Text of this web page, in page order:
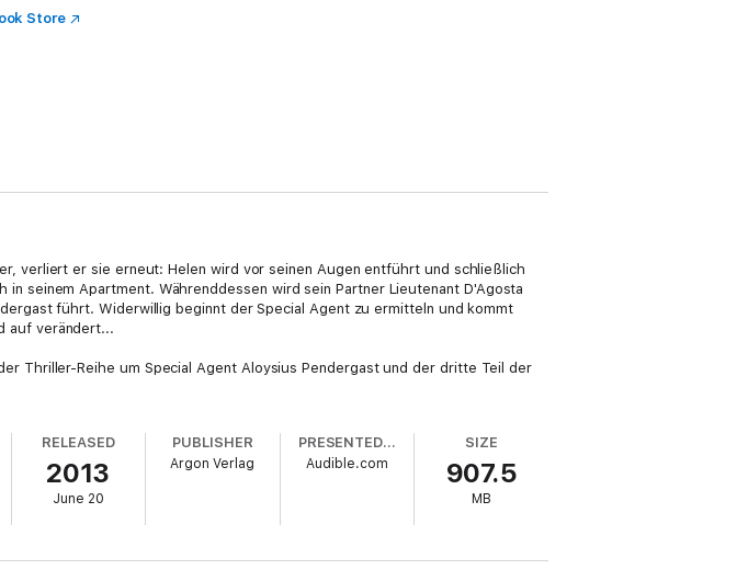
Store
verliert er sie erneut: Helen wird vor seinen Augen entführt und schließlich
seinem Apartment. Währenddessen wird sein Partner Lieutenant D'Agosta
führt. Widerwillig beginnt der Special Agent zu ermitteln und kommt
auf verändert...
Thriller-Reihe um Special Agent Aloysius Pendergast und der dritte Teil der
RELEASED
2013
June 20
PUBLISHER
Argon Verlag
PRESENTED BY
Audible.com
SIZE
907.5
MB